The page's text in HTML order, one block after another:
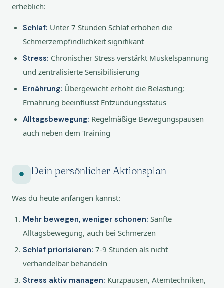
erheblich:
Schlaf: Unter 7 Stunden Schlaf erhöhen die
Schmerzempfindlichkeit signifikant
Stress: Chronischer Stress verstärkt Muskelspannung
und zentralisierte Sensibilisierung
Ernährung: Übergewicht erhöht die Belastung;
Ernährung beeinflusst Entzündungsstatus
Alltagsbewegung: Regelmäßige Bewegungspausen
auch neben dem Training
Dein persönlicher Aktionsplan
Was du heute anfangen kannst:
Mehr bewegen, weniger schonen: Sanfte
Alltagsbewegung, auch bei Schmerzen
Schlaf priorisieren: 7-9 Stunden als nicht
verhandelbar behandeln
Stress aktiv managen: Kurzpausen, Atemtechniken,